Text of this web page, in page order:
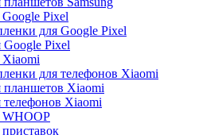
Pixel
для Google Pixel
Pixel
Xiaomi
для телефонов Xiaomi
планшетов Xiaomi
Xiaomi
WHOOP